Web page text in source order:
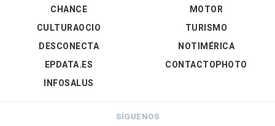
CHANCE
CULTURAOCIO
DESCONECTA
EPDATA.ES
INFOSALUS
MOTOR
TURISMO
NOTIMÉRICA
CONTACTOPHOTO
SÍGUENOS